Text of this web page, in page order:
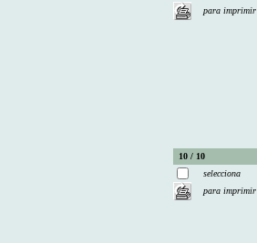
para imprimir
10 / 10
selecciona
para imprimir